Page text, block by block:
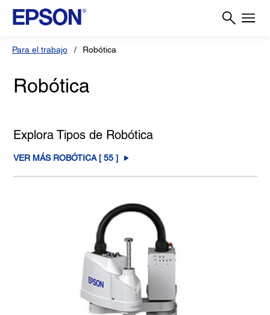
Para el trabajo Robótica
Robótica
Explora Tipos de Robótica
VER MÁS ROBÓTICA [ 55]